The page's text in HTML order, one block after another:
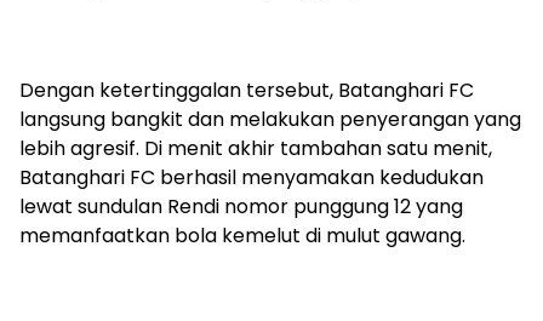
Dengan ketertinggalan tersebut, Batanghari FC
langsung bangkit dan melakukan penyerangan yang
lebih agresif. Di menit akhir tambahan satu menit,
Batanghari FC berhasil menyamakan kedudukan
lewat sundulan Rendi nomor punggung 12 yang
memanfaatkan bola kemelut di mulut gawang.